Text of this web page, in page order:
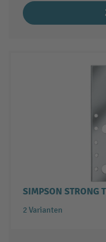
SIMPSON STRONG
2 Varianten